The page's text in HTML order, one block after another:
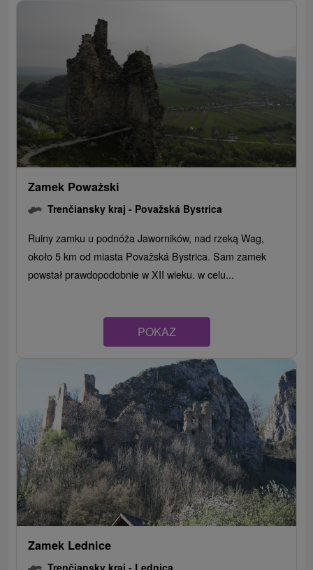
Zamek Poważski
Trenčiansky kraj - Považská Bystrica
Ruiny zamku u podnóża Jaworników, nad rzeką Wag,
około 5 km od miasta Považská Bystrica. Sam zamek
powstał prawdopodobnie w XII wieku. w celu...
POKAZ
Zamek Lednice
Trenčiansky kraj - Lednica